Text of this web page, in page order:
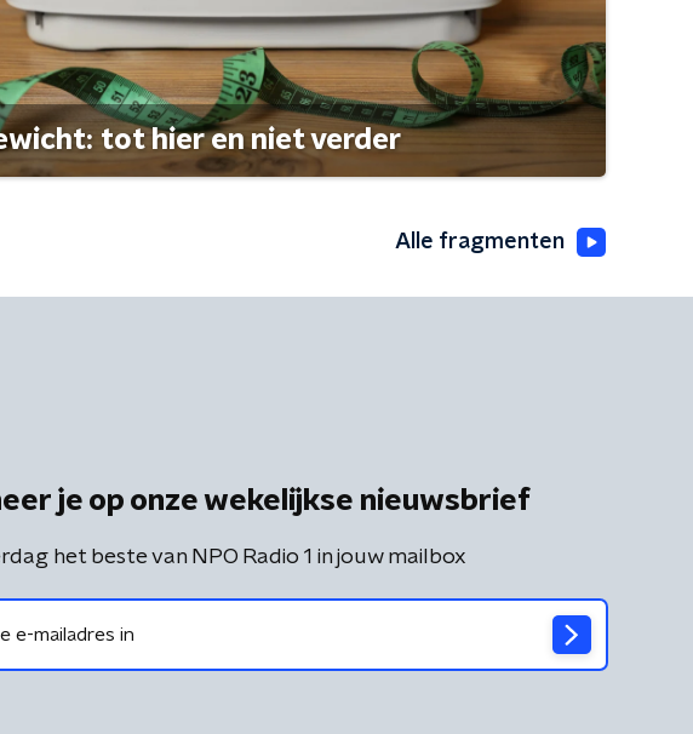
tot hier en niet verder
Alle fragmenten
je op onze wekelijkse nieuwsbrief
het beste van NPO Radio 1 in jouw mailbox